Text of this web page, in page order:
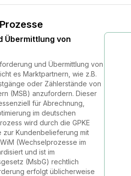
Übermittlung von
und Übermittlung von
es Marktpartnern, wie z.B.
oder Zählerstände von
(MSB) anzufordern. Dieser
für Abrechnung,
im deutschen
wird durch die GPKE
zur Kundenbelieferung mit
(Wechselprozesse im
und ist im
(MsbG) rechtlich
erfolgt üblicherweise